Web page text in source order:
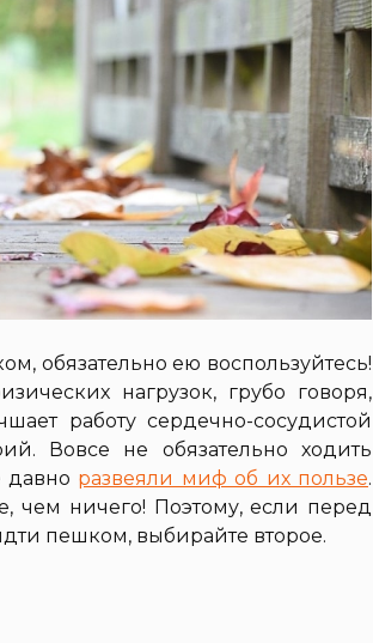
обязательно ею воспользуйтесь!
нагрузок, грубо говоря,
работу сердечно-сосудистой
Вовсе не обязательно ходить
давно развеяли миф об их пользе.
чем ничего! Поэтому, если перед
пешком, выбирайте второе.